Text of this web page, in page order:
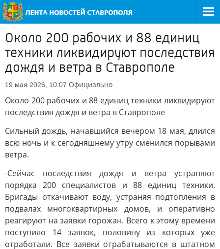
Около 200 рабочих и 88 единиц
техники ликвидируют последствия
дождя и ветра в Ставрополе
19 мая 2026, 10:07 Официально
Около 200 рабочих и 88 единиц техники ликвидируют
последствия дождя и ветра в Ставрополе
Сильный дождь, начавшийся вечером 18 мая, длился
всю ночь и к сегодняшнему утру сменился порывами
ветра.
-Сейчас последствия дождя и ветра устраняют
порядка 200 специалистов и 88 единиц техники.
Бригады откачивают воду, устраняя подтопления в
подвалах многоквартирных домов, и оперативно
реагируют на заявки горожан. Всего к этому времени
поступило 14 заявок, половину из которых уже
отработали. Все заявки отрабатываются в штатном